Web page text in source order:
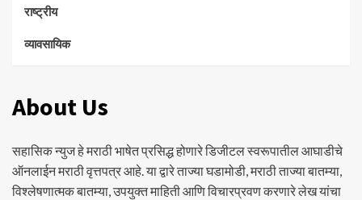
राष्ट्रीय
व्यावसायिक
About Us
सहासिक न्युज हे मराठी भाषेत प्रसिद्ध होणारे डिजीटल स्वरूपातील आघाडीचे
ऑनलाईन मराठी वृत्तपत्र आहे. या द्वारे ताज्या घडामोडी, मराठी ताज्या बातम्या,
विश्लेषणात्मक बातम्या, उपयुक्त माहिती आणि विचारप्रवण करणारे लेख यांचा